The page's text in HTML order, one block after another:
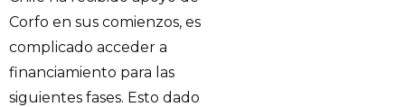
Corfo en sus comienzos, es
complicado acceder a
financiamiento para las
siguientes fases. Esto dado